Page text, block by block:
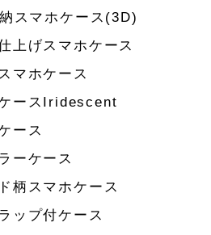
スマホケース(3D)
上げスマホケース
マホケース
ースIridescent
ース
ーケース
柄スマホケース
ップ付ケース